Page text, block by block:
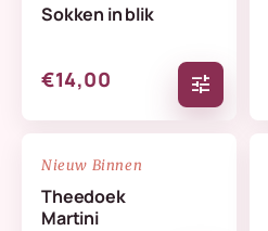
Sokken in blik
€14,00 tune
NIEUW
Nieuw Binnen
Theedoek
Martini